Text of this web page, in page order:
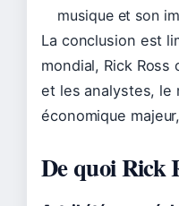
musique et son
La conclusion est
mondial, Rick
et les analystes, le
économique
De quoi Rick